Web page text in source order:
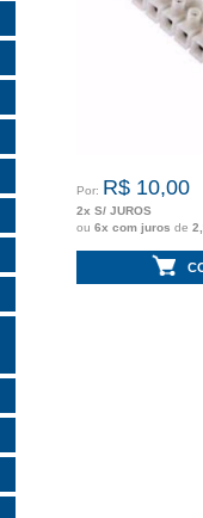
Por: R$ 10,00
2x S/ JUROS
ou 6x com juros de